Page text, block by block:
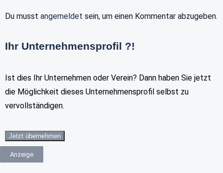
Du musst angemeldet sein, um einen Kommentar abzugeben.
Ihr Unternehmensprofil ?!
Ist dies Ihr Unternehmen oder Verein? Dann haben Sie jetzt
die Möglichkeit dieses Unternehmensprofil selbst zu
vervollständigen.
Jetzt übernehmen
Anzeige